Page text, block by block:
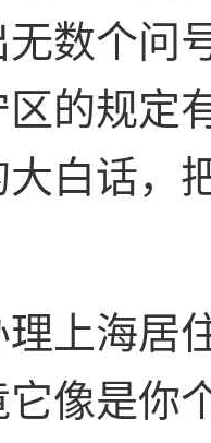
数个问
的规定
白话，
上海居
像是你